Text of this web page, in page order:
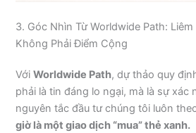
3. Góc Nhìn Từ Worldwide Path:
Không Phải Điểm Cộng
VớiWorldwide Path, dự thảo quy
phải là tin đáng lo ngại, mà là sự xác
nguyên tắc đầu tư chúng tôi luôn
giờ là một giao dịch “mua” thẻ xanh.